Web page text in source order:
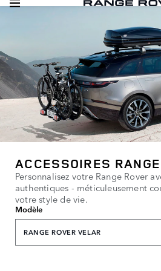
ACCESSOIRES
Personnalisez votre Range Rover
authentiques - méticuleusement
votre style de vie.
Modèle
RANGE ROVER VELAR